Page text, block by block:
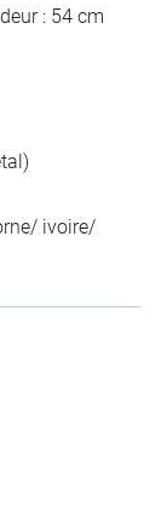
: 54 cm
ivoire/